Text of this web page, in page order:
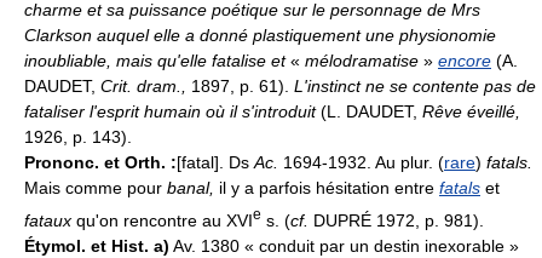
charme et sa puissance poétique sur le personnage de Mrs
Clarkson auquel elle a donné plastiquement une physionomie
inoubliable, mais qu'elle fatalise et« mélodramatise » encore (A.
DAUDET, Crit. dram., 1897, p. 61). L'instinct ne se contente pas de
fataliser l'esprit humain où il s'introduit(L. DAUDET, Rêve éveillé,
1926, p. 143).
Prononc. et Orth. :[fatal]. DsAc. 1694-1932. Au plur. (rare) fatals.
Mais comme pour banal, il y a parfois hésitation entre fatals et
fataux qu'on rencontre au XVIe s. (cf. DUPRÉ 1972, p. 981).
Étymol. et Hist. a) Av. 1380 « conduit par un destin inexorable »